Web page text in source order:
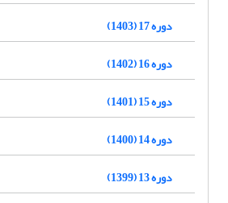
دوره 17 (1403)
دوره 16 (1402)
دوره 15 (1401)
دوره 14 (1400)
دوره 13 (1399)